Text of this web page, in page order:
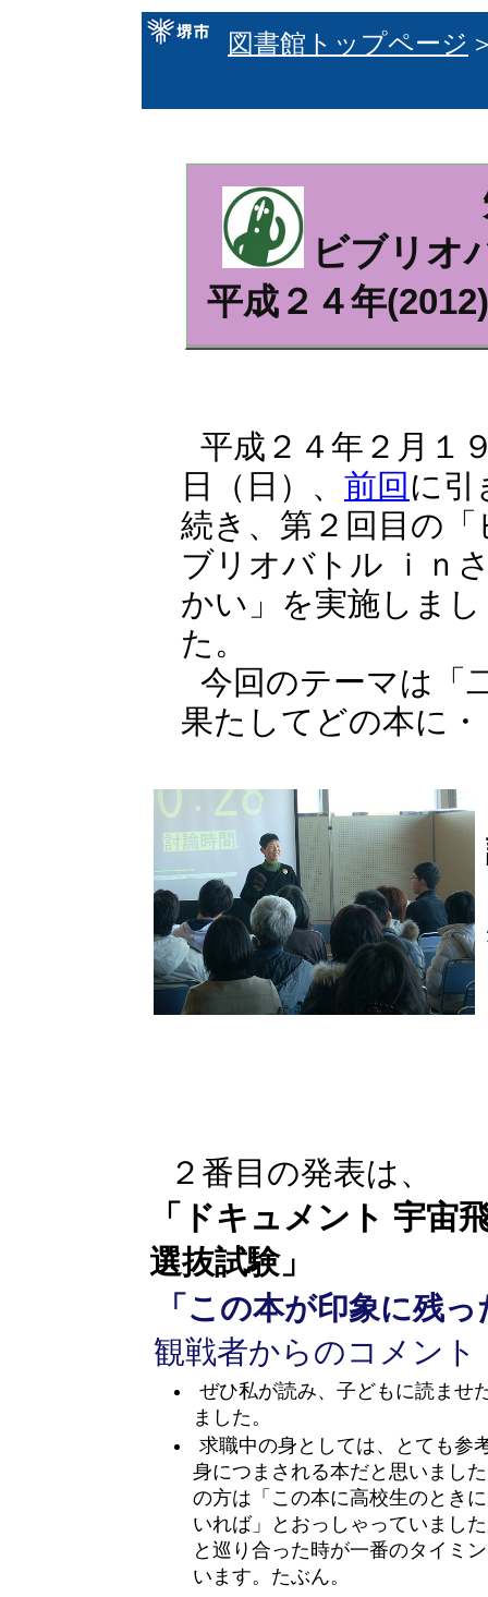
図書館トップページ
ビブリオ
平成２４年
平成２４年２月１
日（日）、 前回 に引
続き、第２回目の「
ブリオバトル ｉｎ
かい」を実施しまし
た。
今回のテーマは「
果たしてどの本に
２番目の発表は、
「ドキュメント 宇宙
選抜試験」
「この本が印象に残
観戦者からのコメント
ぜひ私が読み、子どもに読ませ
ました。
求職中の身としては、とても参
身につまされる本だと思いまし
の方は「この本に高校生のとき
いれば」とおっしゃっていまし
と巡り合った時が一番のタイミ
います。たぶん。